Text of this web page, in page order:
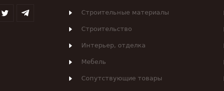
Строительные материалы
Строительство
Интерьер, отделка
Мебель
Сопутствующие товары